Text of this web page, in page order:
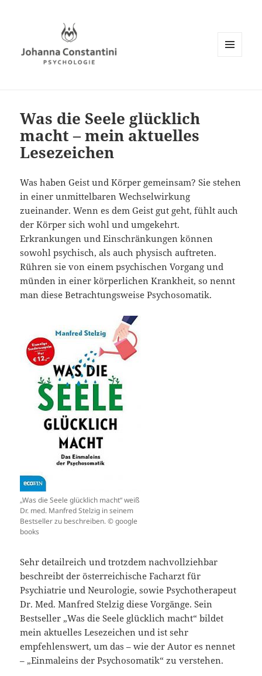
Was die Seele glücklich
macht – mein aktuelles
Lesezeichen
Was haben Geist und Körper gemeinsam? Sie stehen
in einer unmittelbaren Wechselwirkung
zueinander. Wenn es dem Geist gut geht, fühlt auch
der Körper sich wohl und umgekehrt.
Erkrankungen und Einschränkungen können
sowohl psychisch, als auch physisch auftreten.
Rühren sie von einem psychischen Vorgang und
münden in einer körperlichen Krankheit, so nennt
man diese Betrachtungsweise Psychosomatik.
„Was die Seele glücklich macht“ weiß
Dr. med. Manfred Stelzig in seinem
Bestseller zu beschreiben. © google
books
Sehr detailreich und trotzdem nachvollziehbar
beschreibt der österreichische Facharzt für
Psychiatrie und Neurologie, sowie Psychotherapeut
Dr. Med. Manfred Stelzig diese Vorgänge. Sein
Bestseller „Was die Seele glücklich macht“ bildet
mein aktuelles Lesezeichen und ist sehr
empfehlenswert, um das – wie der Autor es nennet
– „Einmaleins der Psychosomatik“ zu verstehen.